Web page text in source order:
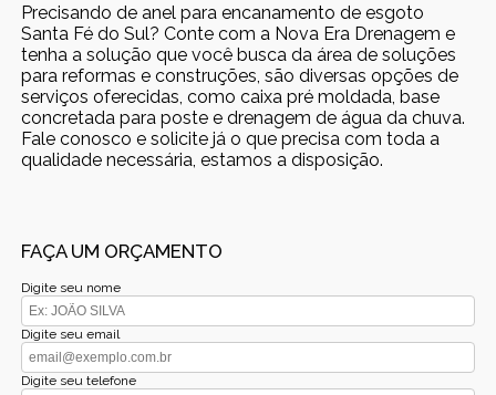
Precisando de anel para encanamento de esgoto
Santa Fé do Sul? Conte com a Nova Era Drenagem e
tenha a solução que você busca da área de soluções
para reformas e construções, são diversas opções de
serviços oferecidas, como caixa pré moldada, base
concretada para poste e drenagem de água da chuva.
Fale conosco e solicite já o que precisa com toda a
qualidade necessária, estamos a disposição.
FAÇA UM ORÇAMENTO
Digite seu nome
Digite seu email
Digite seu telefone